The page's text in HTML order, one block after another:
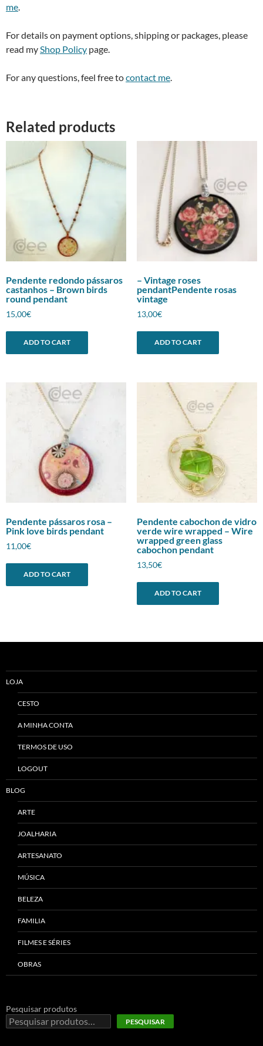
me
For details on payment options, shipping or packages, please
read my Shop Policy page.
For any questions, feel free tocontact me
Related products
Pendente redondo pássaros
castanhos – Brown birds
round pendant
15,00€
ADD TO CART
– Vintage roses
pendantPendente rosas
vintage
13,00€
ADD TO CART
Pendente pássaros rosa –
Pink love birds pendant
11,00€
ADD TO CART
Pendente cabochon de vidro
verde wire wrapped – Wire
wrapped green glass
cabochon pendant
13,50€
ADD TO CART
LOJA
CESTO
A MINHA CONTA
TERMOS DE USO
LOGOUT
BLOG
ARTE
JOALHARIA
ARTESANATO
MÚSICA
BELEZA
FAMILIA
FILMES E SÉRIES
OBRAS
Pesquisar produtos
PESQUISAR